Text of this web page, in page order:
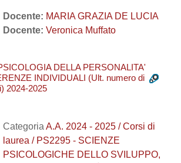
Docente: MARIA GRAZIA DE LUCIA
Docente: Veronica Muffato
DELLA PERSONALITA'
INDIVIDUALI (Ult. numero di
2024-2025
Categoria A.A. 2024 - 2025 / Corsi di
laurea / PS2295 - SCIENZE
PSICOLOGICHE DELLO SVILUPPO,